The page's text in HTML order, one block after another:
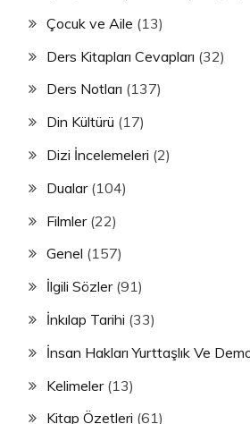
Çocuk ve Aile (13)
Ders Kitapları Cevapları (32)
Ders Notları (137)
Din Kültürü (17)
Dizi İncelemeleri (2)
Dualar(104)
Filmler(22)
Genel (157)
İlgili Sözler(91)
İnkılap Tarihi (33)
İnsan Hakları Yurttaşlık Ve
Kelimeler(13)
Kitap Özetleri (61)